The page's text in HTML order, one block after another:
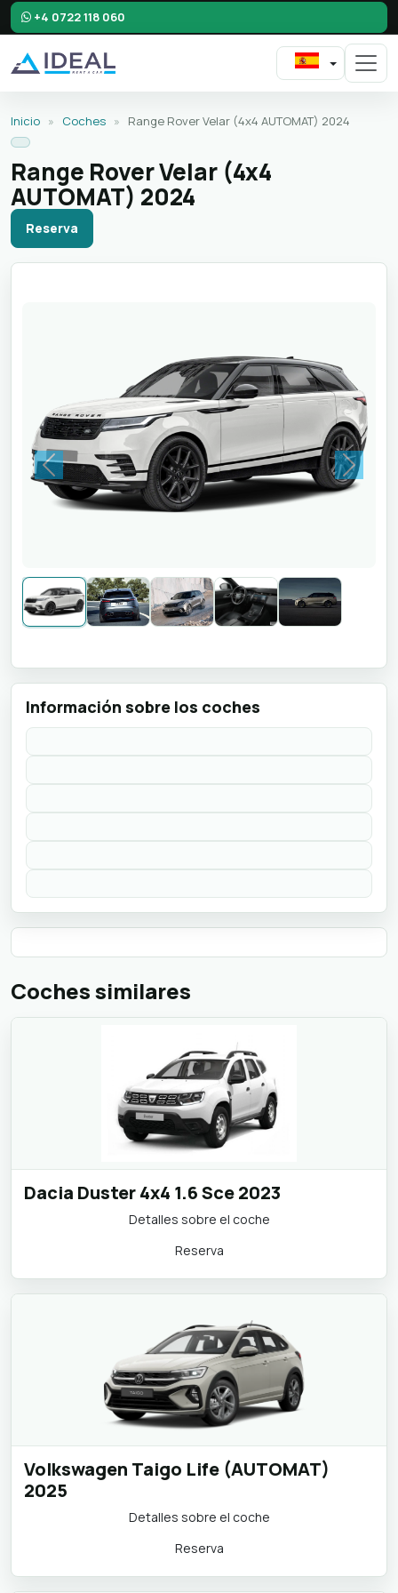
+4 0722 118 060
Inicio » Coches » Range Rover Velar (4x4 AUTOMAT) 2024
Range Rover Velar (4x4
AUTOMAT) 2024
Reserva
Previous Next
Información sobre los coches
Coches similares
Dacia Duster 4x4 1.6 Sce 2023
Detalles sobre el coche
Reserva
Volkswagen Taigo Life (AUTOMAT)
2025
Detalles sobre el coche
Reserva